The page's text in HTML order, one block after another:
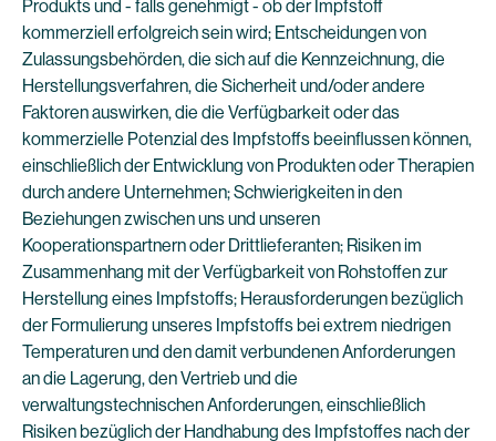
Produkts und - falls genehmigt - ob der Impfstoff
kommerziell erfolgreich sein wird; Entscheidungen von
Zulassungsbehörden, die sich auf die Kennzeichnung, die
Herstellungsverfahren, die Sicherheit und/oder andere
Faktoren auswirken, die die Verfügbarkeit oder das
kommerzielle Potenzial des Impfstoffs beeinflussen können,
einschließlich der Entwicklung von Produkten oder Therapien
durch andere Unternehmen; Schwierigkeiten in den
Beziehungen zwischen uns und unseren
Kooperationspartnern oder Drittlieferanten; Risiken im
Zusammenhang mit der Verfügbarkeit von Rohstoffen zur
Herstellung eines Impfstoffs; Herausforderungen bezüglich
der Formulierung unseres Impfstoffs bei extrem niedrigen
Temperaturen und den damit verbundenen Anforderungen
an die Lagerung, den Vertrieb und die
verwaltungstechnischen Anforderungen, einschließlich
Risiken bezüglich der Handhabung des Impfstoffes nach der